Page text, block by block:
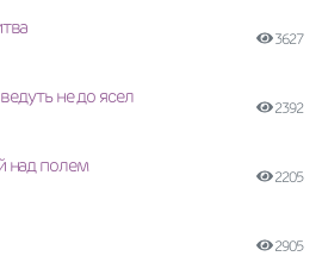
3627
не до ясел
2392
над полем
2205
2905